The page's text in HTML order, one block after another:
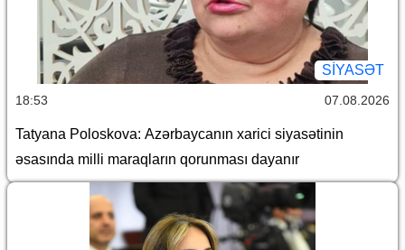
SİYASƏT
18:53 07.08.2026
Tatyana Poloskova: Azərbaycanın xarici siyasətinin
əsasında milli maraqların qorunması dayanır